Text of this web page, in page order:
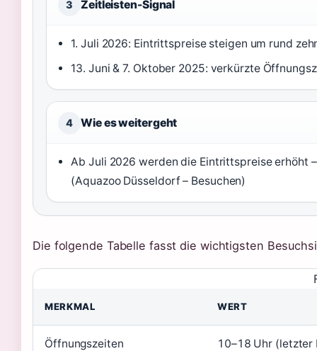
3 Zeitleisten-Signal
1. Juli 2026: Eintrittspreise steigen um rund
13. Juni & 7. Oktober 2025: verkürzte
4 Wie es weitergeht
Ab Juli 2026 werden die Eintrittspreise erhöht
(Aquazoo Düsseldorf – Besuchen)
Die folgende Tabelle fasst die wichtigsten
MERKMAL WERT
Öffnungszeiten 10–18 Uhr (letzter